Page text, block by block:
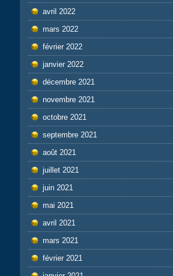
avril 2022
mars 2022
février 2022
janvier 2022
décembre 2021
novembre 2021
octobre 2021
septembre 2021
août 2021
juillet 2021
juin 2021
mai 2021
avril 2021
mars 2021
février 2021